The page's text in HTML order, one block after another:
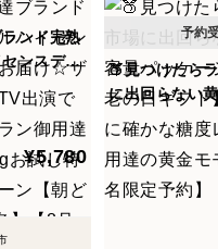
られた奇跡のシャインマ
るものも！
品種と言われているのか
な品種が掛け合わされて
が
ンド完熟
ンスデザ
一流レス
抜群桃☆1k
ャンペー
300名】
¥5,780
🍑見つけたら
に出回らない
ッケージ約2
フト】自分ご
度レストラン
モ【先着300